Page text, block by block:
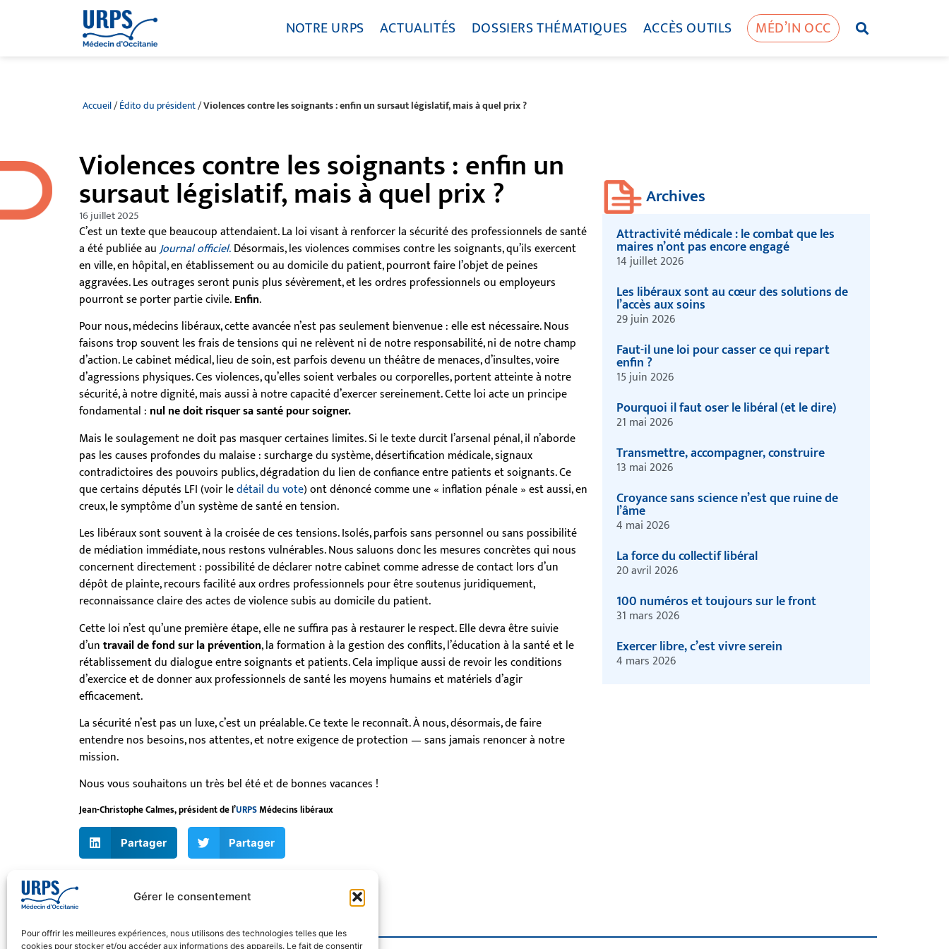
Gérer le consentement
Pour offrir les meilleures expériences, nous utilisons des technologies telles que les
cookies pour stocker et/ou accéder aux informations des appareils. Le fait de consentir
NOTRE URPS ACTUALITÉS DOSSIERS THÉMATIQUES ACCÈS OUTILS MÉD’IN OCC
Accueil/Édito du président/Violences contre les soignants : enfin un sursaut législatif, mais à quel prix ?
Violences contre les soignants : enfin un
sursaut législatif, mais à quel prix ?
16 juillet 2025
C’est un texte que beaucoup attendaient. La loi visant à renforcer la sécurité des professionnels de santé
a été publiée auJournal officiel.Désormais, les violences commises contre les soignants, qu’ils exercent
en ville, en hôpital, en établissement ou au domicile du patient, pourront faire l’objet de peines
aggravées. Les outrages seront punis plus sévèrement, et les ordres professionnels ou employeurs
pourront se porter partie civile.Enfin.
Pour nous, médecins libéraux, cette avancée n’est pas seulement bienvenue : elle est nécessaire. Nous
faisons trop souvent les frais de tensions qui ne relèvent ni de notre responsabilité, ni de notre champ
d’action. Le cabinet médical, lieu de soin, est parfois devenu un théâtre de menaces, d’insultes, voire
d’agressions physiques. Ces violences, qu’elles soient verbales ou corporelles, portent atteinte à notre
sécurité, à notre dignité, mais aussi à notre capacité d’exercer sereinement. Cette loi acte un principe
fondamental : nul ne doit risquer sa santé pour soigner.
Mais le soulagement ne doit pas masquer certaines limites. Si le texte durcit l’arsenal pénal, il n’aborde
pas les causes profondes du malaise : surcharge du système, désertification médicale, signaux
contradictoires des pouvoirs publics, dégradation du lien de confiance entre patients et soignants. Ce
que certains députés LFI (voir ledétail du vote) ont dénoncé comme une « inflation pénale » est aussi, en
creux, le symptôme d’un système de santé en tension.
Les libéraux sont souvent à la croisée de ces tensions. Isolés, parfois sans personnel ou sans possibilité
de médiation immédiate, nous restons vulnérables. Nous saluons donc les mesures concrètes qui nous
concernent directement : possibilité de déclarer notre cabinet comme adresse de contact lors d’un
dépôt de plainte, recours facilité aux ordres professionnels pour être soutenus juridiquement,
reconnaissance claire des actes de violence subis au domicile du patient.
Cette loi n’est qu’une première étape, elle ne suffira pas à restaurer le respect. Elle devra être suivie
d’untravail de fond sur la prévention, la formation à la gestion des conflits, l’éducation à la santé et le
rétablissement du dialogue entre soignants et patients. Cela implique aussi de revoir les conditions
d’exercice et de donner aux professionnels de santé les moyens humains et matériels d’agir
efficacement.
La sécurité n’est pas un luxe, c’est un préalable. Ce texte le reconnaît. À nous, désormais, de faire
entendre nos besoins, nos attentes, et notre exigence de protection — sans jamais renoncer à notre
mission.
Nous vous souhaitons un très bel été et de bonnes vacances !
Jean-Christophe Calmes, président de l’URPSMédecins libéraux
Partager Partager
Archives
Attractivité médicale : le combat que les
maires n’ont pas encore engagé
14 juillet 2026
Les libéraux sont au cœur des solutions de
l’accès aux soins
29 juin 2026
Faut-il une loi pour casser ce qui repart
enfin ?
15 juin 2026
Pourquoi il faut oser le libéral (et le dire)
21 mai 2026
Transmettre, accompagner, construire
13 mai 2026
Croyance sans science n’est que ruine de
l’âme
4 mai 2026
La force du collectif libéral
20 avril 2026
100 numéros et toujours sur le front
31 mars 2026
Exercer libre, c’est vivre serein
4 mars 2026